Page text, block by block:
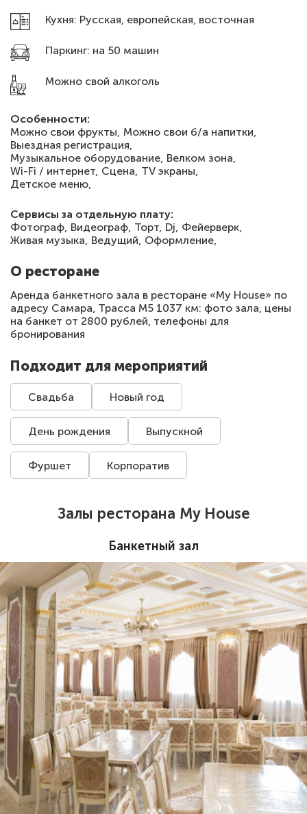
Кухня: Русская, европейская, восточная
Паркинг: на 50 машин
Можно свой алкоголь
Особенности:
Можно свои фрукты, Можно свои б/а напитки,
Выездная регистрация,
Музыкальное оборудование, Велком зона,
Wi-Fi / интернет, Сцена, TV экраны,
Детское меню,
Сервисы за отдельную плату:
Фотограф, Видеограф, Торт, Dj, Фейерверк,
Живая музыка, Ведущий, Оформление,
О ресторане
Аренда банкетного зала в ресторане «My House» по
адресу Самара, Трасса М5 1037 км: фото зала, цены
на банкет от 2800 рублей, телефоны для
бронирования
Подходит для мероприятий
Свадьба Новый год
День рождения Выпускной
Фуршет Корпоратив
Залы ресторана My House
Банкетный зал